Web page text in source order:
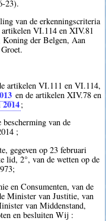
23).
van de erkenningscriteria
VI.114 en XIV.81
Koning der Belgen, Aan
artikelen VI.111 en VI.114,
en de artikelen XIV.78 en
;
van de
;
gegeven op 23 februari
lid, 2°, van de wetten op de
en Consumenten, van de
Minister van Justitie, van
van Middenstand,
en besluiten Wij :